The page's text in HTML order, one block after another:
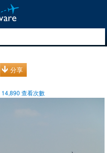
分享
14,890 查看次數